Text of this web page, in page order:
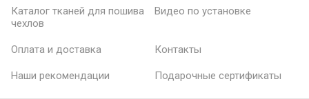
Каталог тканей для пошива
чехлов
Видео по установке
Оплата и доставка Контакты
Наши рекомендации Подарочные сертификаты